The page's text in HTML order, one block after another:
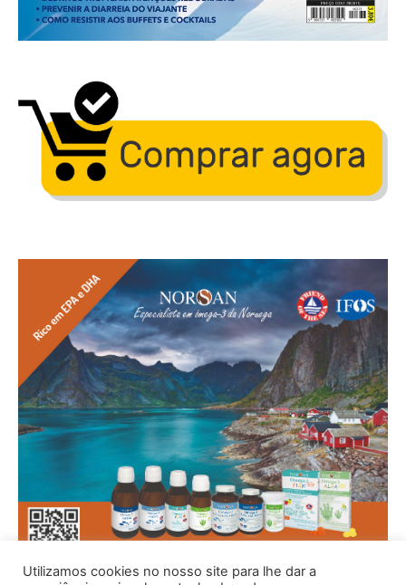
Utilizamos cookies no nosso site para lhe dar a